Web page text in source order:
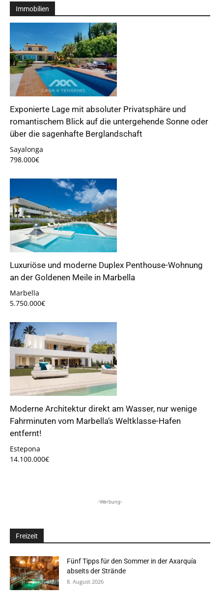
Immobilien
Exponierte Lage mit absoluter Privatsphäre und
romantischem Blick auf die untergehende Sonne oder
über die sagenhafte Berglandschaft
Sayalonga
798.000€
Luxuriöse und moderne Duplex Penthouse-Wohnung
an der Goldenen Meile in Marbella
Marbella
5.750.000€
Moderne Architektur direkt am Wasser, nur wenige
Fahrminuten vom Marbella‘s Weltklasse-Hafen
entfernt!
Estepona
14.100.000€
-Werbung-
Freizeit
Fünf Tipps für den Sommer in der Axarquía
abseits der Strände
8. August 2026